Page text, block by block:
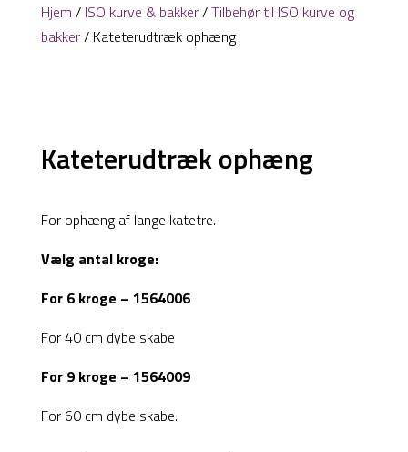
search
Hjem / ISO kurve & bakker/Tilbehør til ISO kurve og
bakker/ Kateterudtræk ophæng
Kateterudtræk ophæng
For ophæng af lange katetre.
Vælg antal kroge:
For 6 kroge – 1564006
For 40 cm dybe skabe
For 9 kroge – 1564009
For 60 cm dybe skabe.